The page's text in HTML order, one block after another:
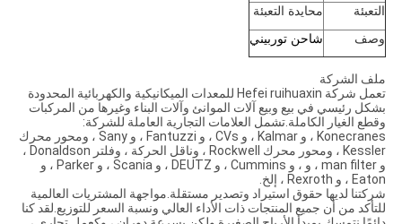
التعبئة
محايدة التعبئة
وصف
شاحن توربيني
ملف الشركة
تعمل شركة Hefei ruihuaxin للمعدات الميكانيكية والكهربائية المحدودة
بشكل رئيسي في بيع وبيع آلات الموانئ وآلات البناء وغيرها من المركبات
وقطع الغيار الكاملة.تشمل العلامات التجارية العاملة للشركة:
Konecranes ، و Kalmar ، و CVs ، و Fantuzzi ، و Sany ، ومحور محرك
Kessler ، ومحور محرك Rockwell ، وناقل الحركة ، وفلتر Donaldson ،
و man filter ، و ، و Cummins ، و DEUTZ ، و Scania ، و Parker ، و
Eaton ، و Rexroth ، إلخ.
شركتنا لديها حقوق استيراد وتصدير مستقلة.مواجهة المشتريات العالمية
للتأكد من أن جميع المنتجات ذات الأداء العالي ونسبة السعر للتوزيع.لقد كنا